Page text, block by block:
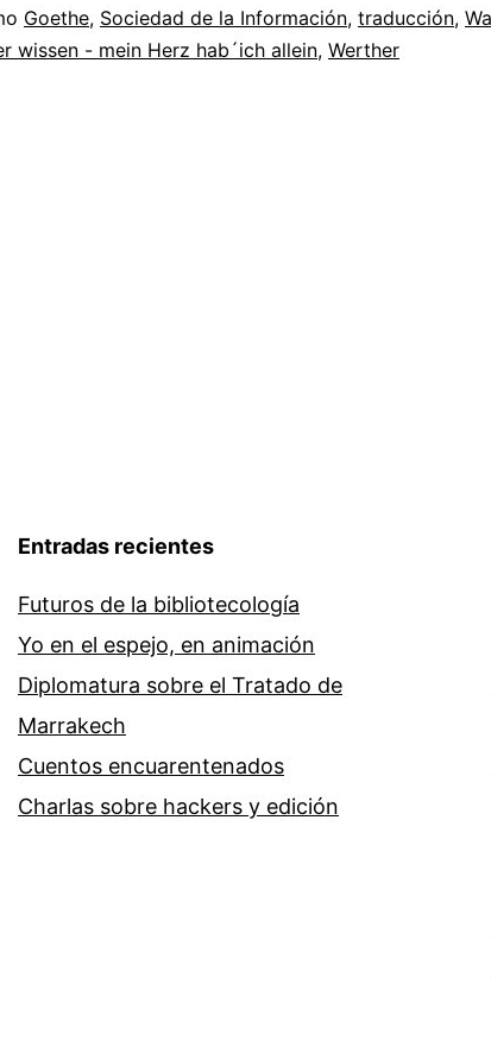
Goethe, Sociedad de la Información, traducción,
wissen - mein Herz hab´ich allein, Werther
Entradas recientes
Futuros de la bibliotecología
Yo en el espejo, en animación
Diplomatura sobre el Tratado de
Marrakech
Cuentos encuarentenados
Charlas sobre hackers y edición